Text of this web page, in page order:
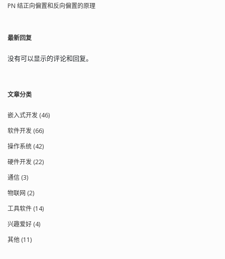
去，可能会造成程序的异常执行。 5、
器不能识别嵌入式汇编而造成的后续代
然后 pop a 的方式获取 cc 的值并返回，
STVD 开发环境 如果出现编辑界面或仿
（存储开发界面信息）或 .wdb 文件（存
关于 memcpy cosmic 的 memcpy 是从
后往前拷贝，这样当 src 与 dst 重叠时，
比如 memcpy(buf, buf + 5, 10) 结果就不
是我们预想的，可以使用 memmove 来
等于 src 时，从前往后拷贝（常规顺
序）。 8、stm8 终端向量表 由操作码
过程是将三字节地址赋给 PC，程序将跳
转到该地址处执...
PN 结正向偏置和反向偏置的原理
最新回复
没有可以显示的评论和回复。
文章分类
嵌入式开发 (46)
软件开发 (66)
操作系统 (42)
硬件开发 (22)
通信 (3)
物联网 (2)
工具软件 (14)
兴趣爱好 (4)
其他 (11)